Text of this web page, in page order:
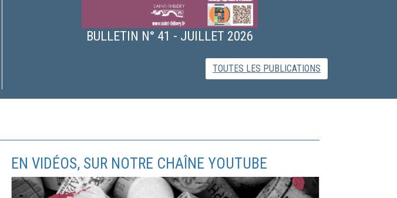
BULLETIN N° 41 - JUILLET 2026
TOUTES LES PUBLICATIONS
EN VIDÉOS, SUR NOTRE CHAÎNE YOUTUBE